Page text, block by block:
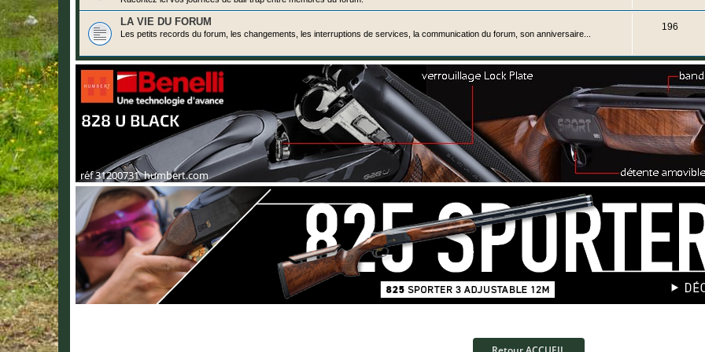
t
t
s
LA VIE DU FORUM
Les petits records du forum, les changements, les interruptions de services, la communication du forum, son anniversaire...
196S
j
e
t
s